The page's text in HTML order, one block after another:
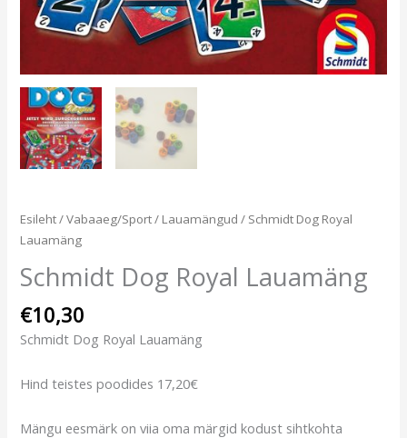
Esileht/Vabaaeg/Sport/ Lauamängud / Schmidt Dog Royal
Lauamäng
Schmidt Dog Royal Lauamäng
€10,30
Schmidt Dog Royal Lauamäng
Hind teistes poodides 17,20€
Mängu eesmärk on viia oma märgid kodust sihtkohta